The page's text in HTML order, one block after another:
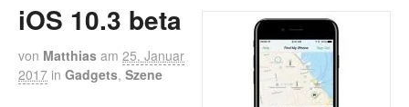
iOS 10.3 beta
von Matthias am 25. Januar
2017 in Gadgets, Szene